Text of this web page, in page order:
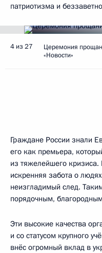
патриотизма и
4 из 27
Церемония
«Новости»
Граждане России знали
его как премьера,
из тяжелейшего кризиса.
искренняя забота о
неизгладимый след.
порядочным,
Эти высокие качества
и со статусом крупного
внёс огромный вклад в